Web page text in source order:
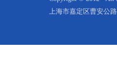
上海市嘉定区曹安公